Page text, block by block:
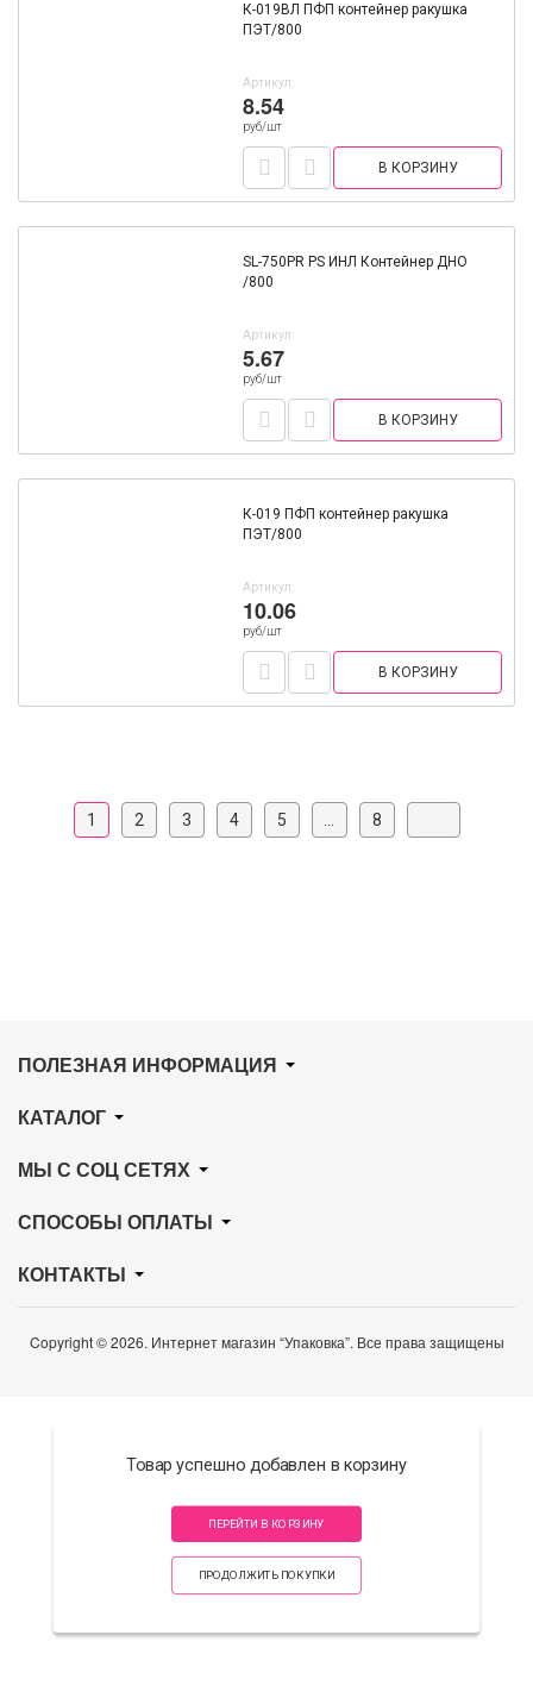
К-019ВЛ ПФП контейнер ракушка
ПЭТ/800
Артикул:
8.54
руб/шт
В КОРЗИНУ
SL-750РR PS ИНЛ Контейнер ДНО
/800
Артикул:
5.67
руб/шт
В КОРЗИНУ
К-019 ПФП контейнер ракушка
ПЭТ/800
Артикул:
10.06
руб/шт
В КОРЗИНУ
1 2 3 4 5 8
ПОЛЕЗНАЯ ИНФОРМАЦИЯ
КАТАЛОГ
МЫ С СОЦ СЕТЯХ
СПОСОБЫ ОПЛАТЫ
КОНТАКТЫ
Copyright © 2026. Интернет магазин “Упаковка”. Все права защищены
Товар успешно добавлен в корзину
ПЕРЕЙТИ В КОРЗИНУ
ПРОДОЛЖИТЬ ПОКУПКИ